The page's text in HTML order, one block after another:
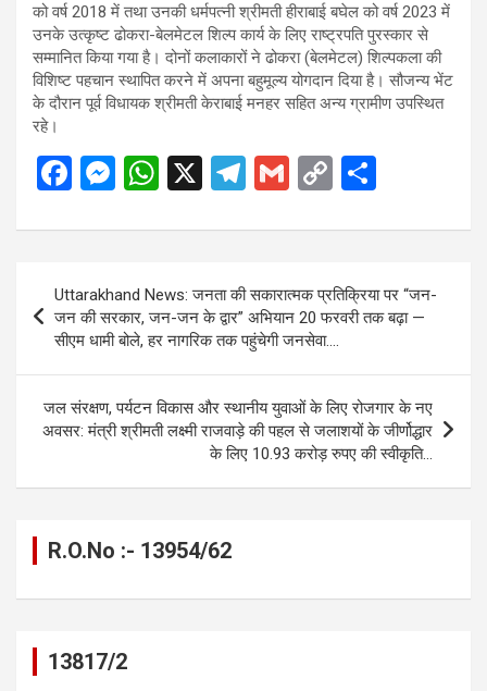
को वर्ष 2018 में तथा उनकी धर्मपत्नी श्रीमती हीराबाई बघेल को वर्ष 2023 में
उनके उत्कृष्ट ढोकरा-बेलमेटल शिल्प कार्य के लिए राष्ट्रपति पुरस्कार से
सम्मानित किया गया है। दोनों कलाकारों ने ढोकरा (बेलमेटल) शिल्पकला की
विशिष्ट पहचान स्थापित करने में अपना बहुमूल्य योगदान दिया है। सौजन्य भेंट
के दौरान पूर्व विधायक श्रीमती केराबाई मनहर सहित अन्य ग्रामीण उपस्थित
रहे।
F
ce
o
o
k
M
se
g
er
W
at
A
p
p
X
T
e
a
m
G
ail
C
py
Li
n
k
ar
navigation
Uttarakhand News: जनता की सकारात्मक प्रतिक्रिया पर “जन-
जन की सरकार, जन-जन के द्वार” अभियान 20 फरवरी तक बढ़ा —
सीएम धामी बोले, हर नागरिक तक पहुंचेगी जनसेवा….
जल संरक्षण, पर्यटन विकास और स्थानीय युवाओं के लिए रोजगार के नए
अवसर: मंत्री श्रीमती लक्ष्मी राजवाड़े की पहल से जलाशयों के जीर्णोद्धार
के लिए 10.93 करोड़ रुपए की स्वीकृति…
R.O.No :- 13954/62
13817/2